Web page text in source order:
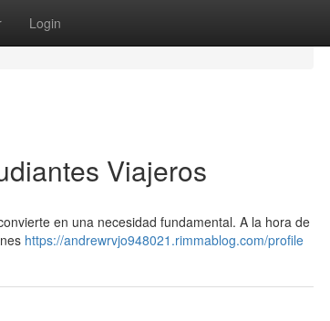
Login
Viajeros
en una necesidad fundamental. A la hora de
https://andrewrvjo948021.rimmablog.com/profile